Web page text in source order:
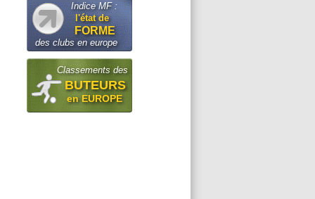
Indice MF :
l'état de
FORME
des clubs en europe
Classements des
BUTEURS
en EUROPE